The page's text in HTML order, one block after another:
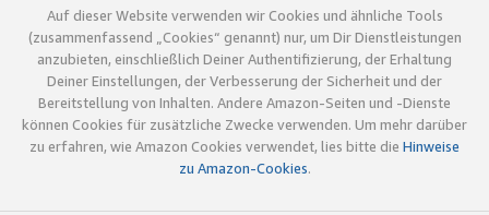
Auf dieser Website verwenden wir Cookies und ähnliche Tools
(zusammenfassend „Cookies“ genannt) nur, um Dir Dienstleistungen
anzubieten, einschließlich Deiner Authentifizierung, der Erhaltung
Deiner Einstellungen, der Verbesserung der Sicherheit und der
Bereitstellung von Inhalten. Andere Amazon-Seiten und -Dienste
können Cookies für zusätzliche Zwecke verwenden. Um mehr darüber
zu erfahren, wie Amazon Cookies verwendet, lies bitte die Hinweise
zu Amazon-Cookies.